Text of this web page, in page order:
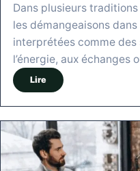
Dans plusieurs
les démangeaisons
interprétées comme
l’énergie, aux échanges
Lire